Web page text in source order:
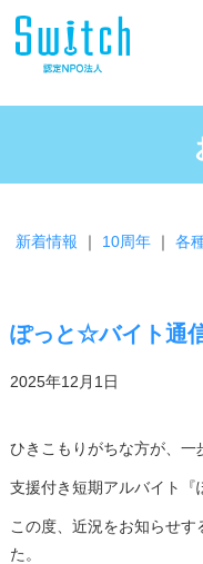
新着情報 ｜ 10周年｜ 各
ぽっと☆バイト通
2025年12月1日
ひきこもりがちな方が、一
支援付き短期アルバイト『
この度、近況をお知らせ
た。